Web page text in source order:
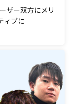
ザー双方にメリ
ィブに